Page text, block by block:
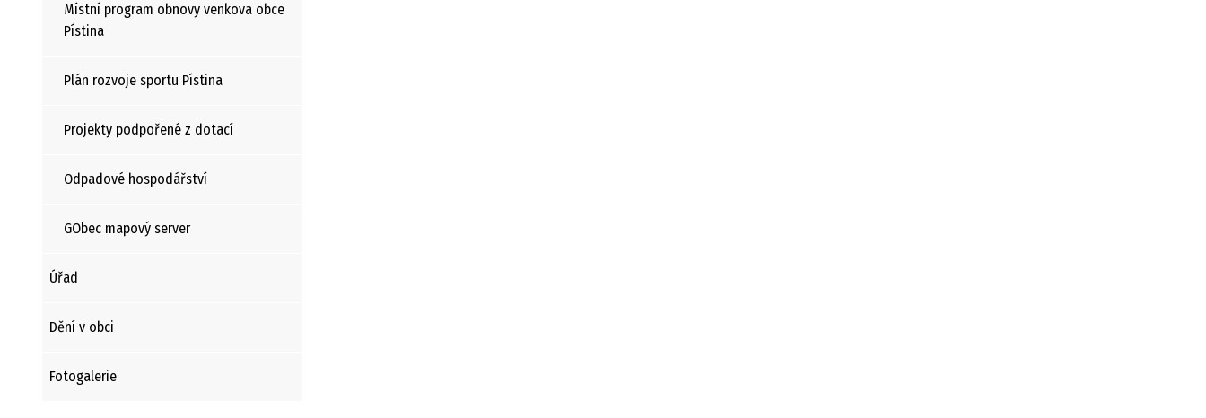
Místní program obnovy venkova obce
Pístina
Plán rozvoje sportu Pístina
Projekty podpořené z dotací
Odpadové hospodářství
GObec mapový server
Úřad
Dění v obci
Fotogalerie